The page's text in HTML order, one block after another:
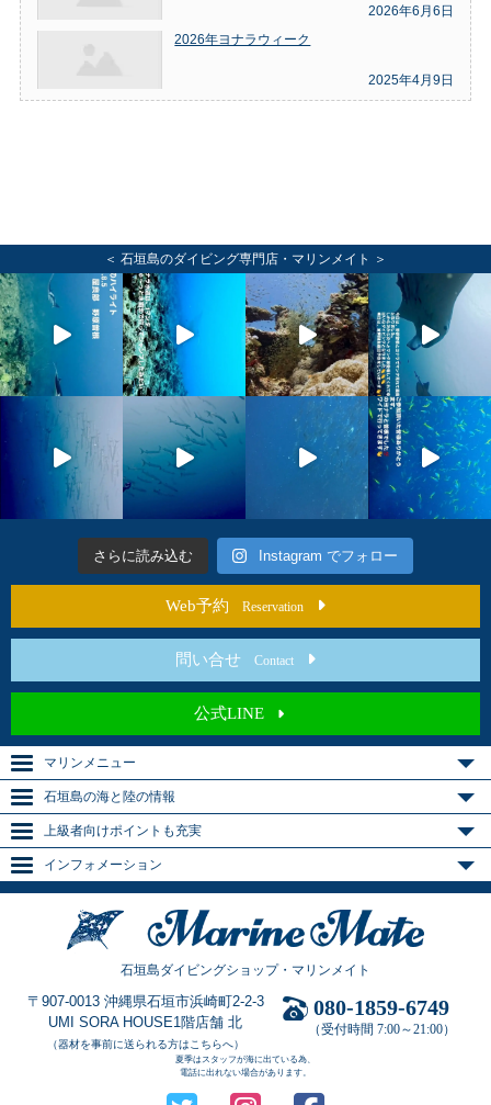
2026年6月6日
2026年ヨナラウィーク
2025年4月9日
＜ 石垣島のダイビング専門店・マリンメイト ＞
さらに読み込む Instagram でフォロー
Web予約 Reservation
問い合せ Contact
公式LINE
マリンメニュー
石垣島の海と陸の情報
上級者向けポイントも充実
インフォメーション
石垣島ダイビングショップ・マリンメイト
〒907-0013 沖縄県石垣市浜崎町2-2-3
UMI SORA HOUSE1階店舗 北
（器材を事前に送られる方はこちらへ）
080-1859-6749
（受付時間 7:00～21:00）
夏季はスタッフが海に出ている為、
電話に出れない場合があります。